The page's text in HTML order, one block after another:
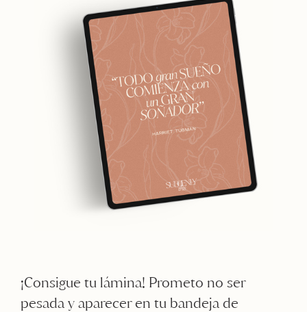
¡Consigue tu lámina! Prometo no ser
pesada y aparecer en tu bandeja de